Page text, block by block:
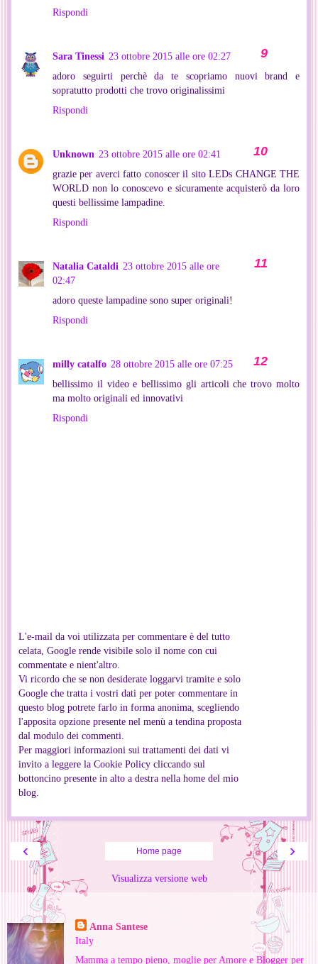
Rispondi
Sara Tinessi 23 ottobre 2015 alle ore 02:27
adoro seguirti perchè da te scopriamo nuovi brand e
sopratutto prodotti che trovo originalissimi
Rispondi
Unknown 23 ottobre 2015 alle ore 02:41
grazie per averci fatto conoscer il sito LEDs CHANGE THE
WORLD non lo conoscevo e sicuramente acquisterò da loro
questi bellissime lampadine.
Rispondi
Natalia Cataldi 23 ottobre 2015 alle ore
02:47
adoro queste lampadine sono super originali!
Rispondi
milly catalfo 28 ottobre 2015 alle ore 07:25
bellissimo il video e bellissimo gli articoli che trovo molto
ma molto originali ed innovativi
Rispondi
L'e-mail da voi utilizzata per commentare è del tutto
celata, Google rende visibile solo il nome con cui
commentate e nient'altro.
Vi ricordo che se non desiderate loggarvi tramite e solo
Google che tratta i vostri dati per poter commentare in
questo blog potrete farlo in forma anonima, scegliendo
l'apposita opzione presente nel menù a tendina proposta
dal modulo dei commenti.
Per maggiori informazioni sui trattamenti dei dati vi
invito a leggere la Cookie Policy cliccando sul
bottoncino presente in alto a destra nella home del mio
blog.
‹ ›
Home page
Visualizza versione web
Informazioni personali
Anna Santese
Italy
Mamma a tempo pieno, moglie per Amore e Blogger per